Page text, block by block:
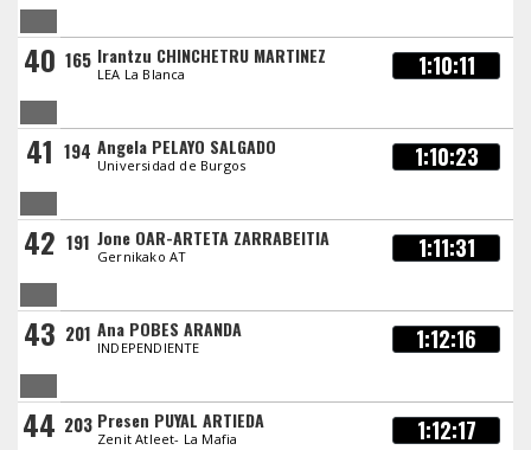
40 165 Irantzu CHINCHETRU MARTINEZ
LEA La Blanca 1:10:11
41 194 Angela PELAYO SALGADO
Universidad de Burgos 1:10:23
42 191 Jone OAR-ARTETA ZARRABEITIA
Gernikako AT 1:11:31
43 201 Ana POBES ARANDA
INDEPENDIENTE 1:12:16
44 203 Presen PUYAL ARTIEDA
Zenit Atleet- La Mafia 1:12:17